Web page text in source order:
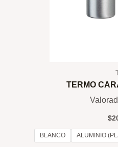
TERMO
$
BLANCO ALUMINIO